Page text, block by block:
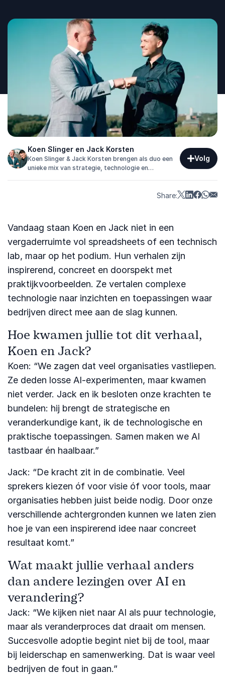
Koen Slinger en Jack Korsten
Koen Slinger & Jack Korsten brengen als duo een
unieke mix van strategie, technologie en
Volg
Share:
Vandaag staan Koen en Jack niet in een
vergaderruimte vol spreadsheets of een technisch
lab, maar op het podium. Hun verhalen zijn
inspirerend, concreet en doorspekt met
praktijkvoorbeelden. Ze vertalen complexe
technologie naar inzichten en toepassingen waar
bedrijven direct mee aan de slag kunnen.
Hoe kwamen jullie tot dit verhaal,
Koen en Jack?
Koen: “We zagen dat veel organisaties vastliepen.
Ze deden losse AI-experimenten, maar kwamen
niet verder. Jack en ik besloten onze krachten te
bundelen: hij brengt de strategische en
veranderkundige kant, ik de technologische en
praktische toepassingen. Samen maken we AI
tastbaar én haalbaar.”
Jack: “De kracht zit in de combinatie. Veel
sprekers kiezen óf voor visie óf voor tools, maar
organisaties hebben juist beide nodig. Door onze
verschillende achtergronden kunnen we laten zien
hoe je van een inspirerend idee naar concreet
resultaat komt.”
Wat maakt jullie verhaal anders
dan andere lezingen over AI en
verandering?
Jack: “We kijken niet naar AI als puur technologie,
maar als veranderproces dat draait om mensen.
Succesvolle adoptie begint niet bij de tool, maar
bij leiderschap en samenwerking. Dat is waar veel
bedrijven de fout in gaan.”